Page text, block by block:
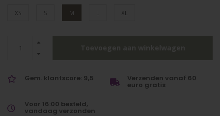
XS S M L XL
Gem. klantscore: 9,5 Verzenden vanaf 60
euro gratis
Voor 16:00 besteld,
vandaag verzonden